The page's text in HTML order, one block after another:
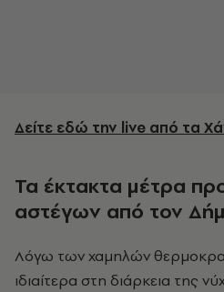
Δείτε εδώ την live από τα
Τα έκτακτα μέτρα
αστέγων από τον
Λόγω των χαμηλών
ιδιαίτερα στη διάρκεια της